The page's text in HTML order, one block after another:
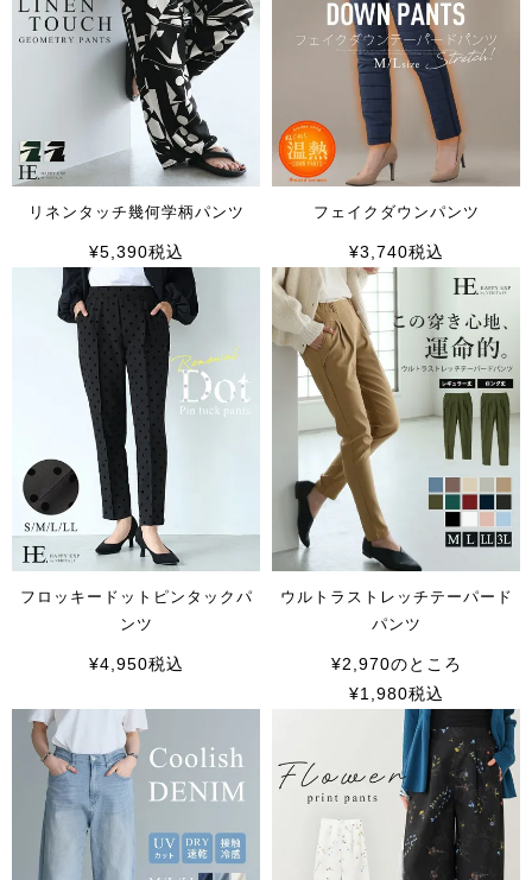
リネンタッチ幾何学柄パンツ
¥5,390税込
フェイクダウンパンツ
¥3,740税込
フロッキードットピンタックパ
ンツ
¥4,950税込
ウルトラストレッチテーパード
パンツ
¥2,970のところ
¥1,980税込